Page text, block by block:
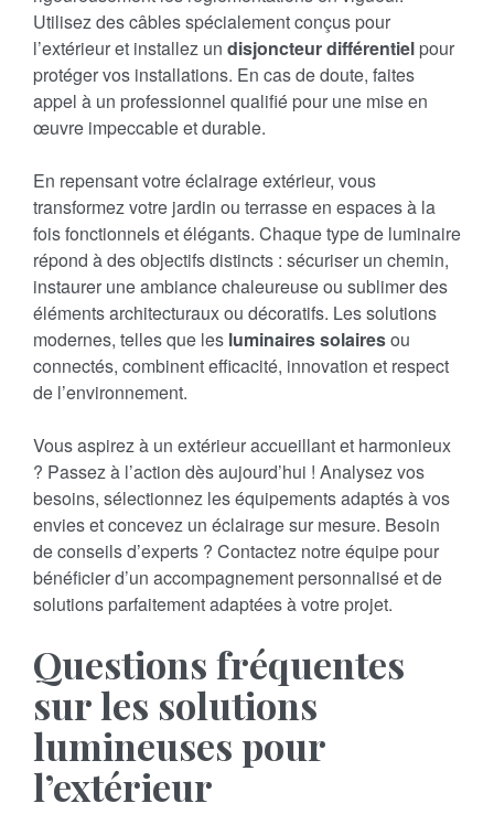
Utilisez des câbles spécialement conçus pour
l’extérieur et installez un disjoncteur différentiel pour
protéger vos installations. En cas de doute, faites
appel à un professionnel qualifié pour une mise en
œuvre impeccable et durable.
En repensant votre éclairage extérieur, vous
transformez votre jardin ou terrasse en espaces à la
fois fonctionnels et élégants. Chaque type de luminaire
répond à des objectifs distincts : sécuriser un chemin,
instaurer une ambiance chaleureuse ou sublimer des
éléments architecturaux ou décoratifs. Les solutions
modernes, telles que les luminaires solairesou
connectés, combinent efficacité, innovation et respect
de l’environnement.
Vous aspirez à un extérieur accueillant et harmonieux
? Passez à l’action dès aujourd’hui ! Analysez vos
besoins, sélectionnez les équipements adaptés à vos
envies et concevez un éclairage sur mesure. Besoin
de conseils d’experts ? Contactez notre équipe pour
bénéficier d’un accompagnement personnalisé et de
solutions parfaitement adaptées à votre projet.
Questions fréquentes
sur les solutions
lumineuses pour
l’extérieur